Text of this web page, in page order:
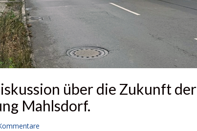
über die Zukunft der
Mahlsdorf.